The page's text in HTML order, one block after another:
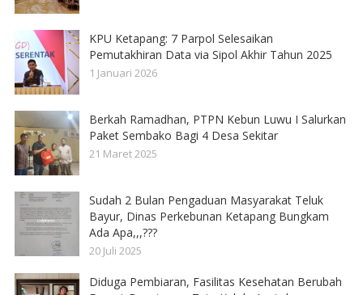
KPU Ketapang: 7 Parpol Selesaikan
Pemutakhiran Data via Sipol Akhir Tahun 2025
1 Januari 2026
Berkah Ramadhan, PTPN Kebun Luwu I Salurkan
Paket Sembako Bagi 4 Desa Sekitar
21 Maret 2025
Sudah 2 Bulan Pengaduan Masyarakat Teluk
Bayur, Dinas Perkebunan Ketapang Bungkam
Ada Apa,,,???
20 Juli 2025
Diduga Pembiaran, Fasilitas Kesehatan Berubah